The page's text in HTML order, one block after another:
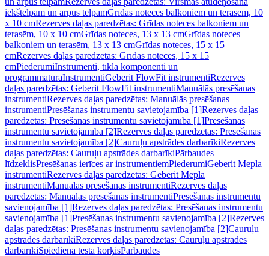
iekštelpām un ārpus telpāmGrīdas noteces balkoniem un terasēm, 10
x 10 cmRezerves daļas paredzētas: Grīdas noteces balkoniem un
terasēm, 10 x 10 cmGrīdas noteces, 13 x 13 cmGrīdas noteces
balkoniem un terasēm, 13 x 13 cmGrīdas noteces, 15 x 15
cmRezerves daļas paredzētas: Grīdas noteces, 15 x 15
cmPiederumiInstrumenti, tīkla komponenti un
programmatūraInstrumentiGeberit FlowFit instrumentiRezerves
daļas paredzētas: Geberit FlowFit instrumentiManuālās presēšanas
instrumentiRezerves daļas paredzētas: Manuālās presēšanas
instrumentiPresēšanas instrumentu savietojamība [1]Rezerves daļas
paredzētas: Presēšanas instrumentu savietojamība [1]Presēšanas
instrumentu savietojamība [2]Rezerves daļas paredzētas: Presēšanas
instrumentu savietojamība [2]Cauruļu apstrādes darbarīkiRezerves
daļas paredzētas: Cauruļu apstrādes darbarīkiPārbaudes
līdzeklisPresēšanas ierīces ar instrumentiemPiederumiGeberit Mepla
instrumentiRezerves daļas paredzētas: Geberit Mepla
instrumentiManuālās presēšanas instrumentiRezerves daļas
paredzētas: Manuālās presēšanas instrumentiPresēšanas instrumentu
savienojamība [1]Rezerves daļas paredzētas: Presēšanas instrumentu
savienojamība [1]Presēšanas instrumentu savienojamība [2]Rezerves
daļas paredzētas: Presēšanas instrumentu savienojamība [2]Cauruļu
apstrādes darbarīkiRezerves daļas paredzētas: Cauruļu apstrādes
darbarīkiSpiediena testa korķisPārbaudes